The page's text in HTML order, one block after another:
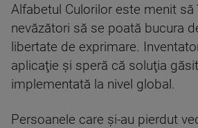
Alfabetul Culorilor este menit să
nevăzători să se poată bucura
libertate de exprimare.
aplicaţie şi speră că soluţia
implementată la nivel global.
Persoanele care şi-au pierdut